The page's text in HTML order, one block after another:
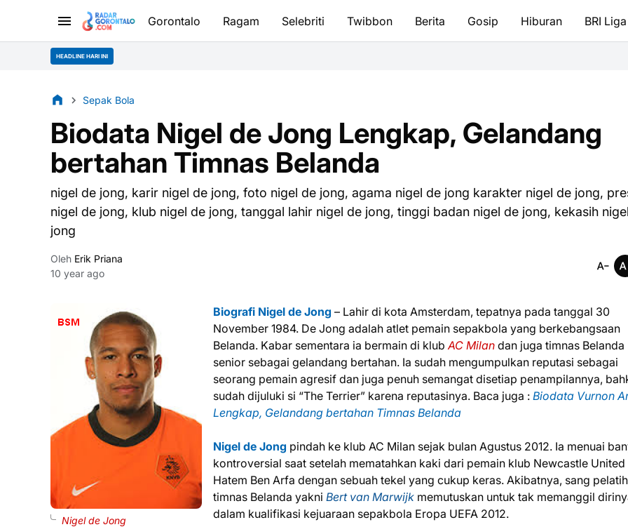
Gorontalo Ragam Selebriti Twibbon Berita Gosip Hiburan BRI Liga
HEADLINE HARI INI
Sepak Bola
Biodata Nigel de Jong Lengkap, Gelandang
bertahan Timnas Belanda
nigel de jong, karir nigel de jong, foto nigel de jong, agama nigel de jong karakter nigel de jong,
nigel de jong, klub nigel de jong, tanggal lahir nigel de jong, tinggi badan nigel de jong, kekasih
jong
Oleh Erik Priana
10 year ago
Nigel de Jong
Biografi Nigel de Jong – Lahir di kota Amsterdam, tepatnya pada tanggal 30
November 1984. De Jong adalah atlet pemain sepakbola yang berkebangsaan
Belanda. Kabar sementara ia bermain di klubAC Milan dan juga timnas Belanda
senior sebagai gelandang bertahan. Ia sudah mengumpulkan reputasi sebagai
seorang pemain agresif dan juga penuh semangat disetiap penampilannya,
sudah dijuluki si “The Terrier” karena reputasinya. Baca juga : Biodata Vurnon
Lengkap, Gelandang bertahan Timnas Belanda
Nigel de Jong pindah ke klub AC Milan sejak bulan Agustus 2012. Ia menuai
kontroversial saat setelah mematahkan kaki dari pemain klub Newcastle United
Hatem Ben Arfa dengan sebuah tekel yang cukup keras. Akibatnya, sang
timnas Belanda yakni Bert van Marwijk memutuskan untuk tak memanggil
dalam kualifikasi kejuaraan sepakbola Eropa UEFA 2012.